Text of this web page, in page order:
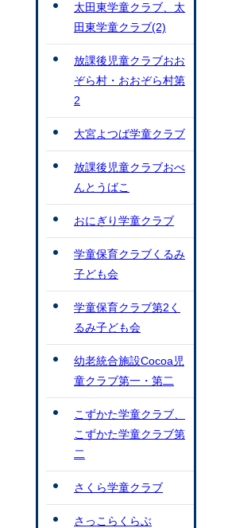
太田東学童クラブ、太
田東学童クラブ(2)
放課後児童クラブおお
ぞら村・おおぞら村第
2
大宮よつば学童クラブ
放課後児童クラブおべ
んとうばこ
おにぎり学童クラブ
学童保育クラブくるみ
子ども会
学童保育クラブ第2く
るみ子ども会
幼老統合施設Cocoa児
童クラブ第一・第二
こずかた学童クラブ、
こずかた学童クラブ第
二
さくら学童クラブ
さっこらくらぶ